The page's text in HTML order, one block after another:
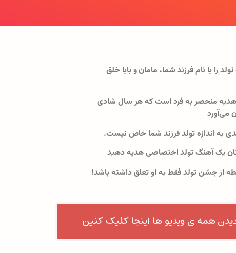
را با نام فرزند شما، مامان و بابا خلق
منحصر به فرد است که هر سال شادی
می‌آورد
به اندازه تولد فرزند شما خاص نیست.
یک آهنگ تولد اختصاصی هدیه دهید
از جشن تولد فقط به او تعلق داشته باشد!
همه ی ویدیو ها اینجا کلیک کنین